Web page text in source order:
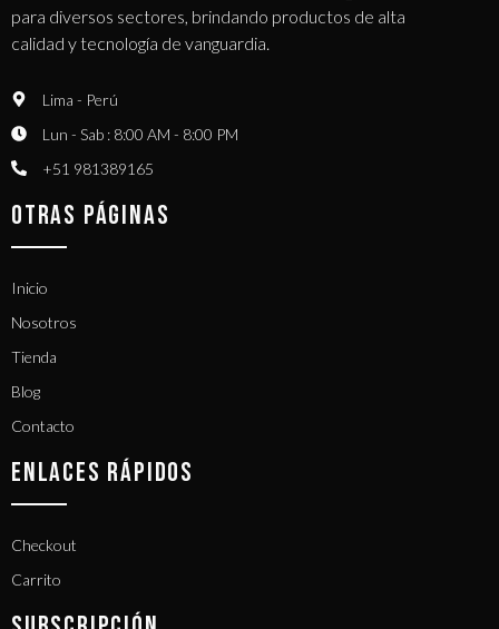
para diversos sectores, brindando productos de alta
calidad y tecnología de vanguardia.
Lima - Perú
Lun - Sab : 8:00 AM - 8:00 PM
+51 981389165​
OTRAS PÁGINAS
Inicio
Nosotros
Tienda
Blog
Contacto
ENLACES RÁPIDOS
Checkout
Carrito